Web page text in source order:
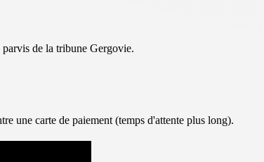
de la tribune Gergovie.
une carte de paiement (temps d'attente plus long).